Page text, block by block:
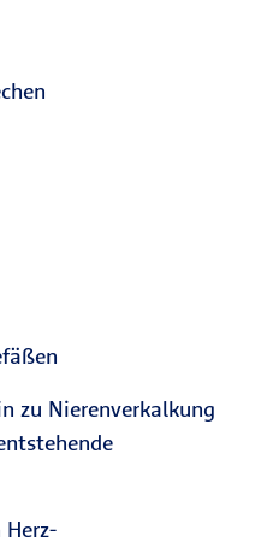
zu Nierenverkalkung